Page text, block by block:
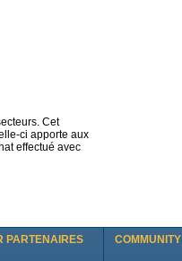
Cet
ci apporte aux
effectué avec
PARTENAIRES COMMUNITY